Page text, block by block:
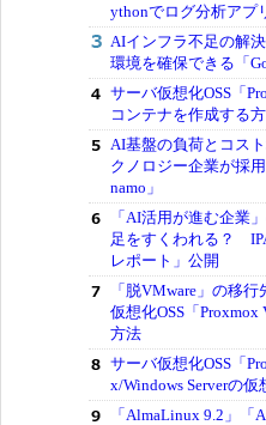
ythonでログ分析アプ
AIインフラ不足の解
環境を確保できる「
サーバ仮想化OSS「
コンテナを作成する
AI基盤の負荷とコス
クノロジー企業が採
namo」
「AI活用が進む企業
足をすくわれる？
レポート」公開
「脱VMware」の移
仮想化OSS「
方法
サーバ仮想化OSS「
x/Windows Serverの
「AlmaLinux 9.2」「